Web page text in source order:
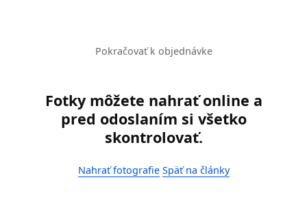
Pokračovať k objednávke
Fotky môžete nahrať online a
pred odoslaním si všetko
skontrolovať.
Nahrať fotografie Späť na články